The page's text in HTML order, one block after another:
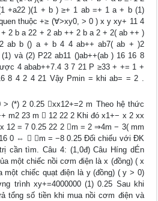
+a22 )(1 + b ) ≥+ 1 ab =+ 1 a + b (1)
thuộc +≥ (∀>xy0, > 0 ) x y xy+ 11 4
2 b a 22 + 2 ab ++ 2 b a 2 + 2( ab ++ )
ab b () a + b 4 4 ab++ ab7( ab + )2
và (2) P22 ab11 ()ab++(ab ) 16 16 8
4 abab++7.4 3 7 21 P ≥33 + += 1 +
8 4 2 4 21 Vậy Pmin = khi ab= = 2 .
(*) 2 0.25 xx12+=2 m Theo hệ thức
m2 23 m  12 22 2 Khi đó x1+− x 2 xx
12 = 7 0.25 22 2 m = 2 ⇒4m − 3( mm
0 ⇔  m = −8 0.25 Đối chiếu với ĐK
cần tìm. Câu 4: (1,0đ) Câu H­íng dÉn
một chiếc nồi cơm điện là x (đồng) ( x
một chiếc quạt điện là y (đồng) ( y > 0)
trình xy+=4000000 (1) 0.25 Sau khi
tổng số tiền khi mua nồi cơm điện và